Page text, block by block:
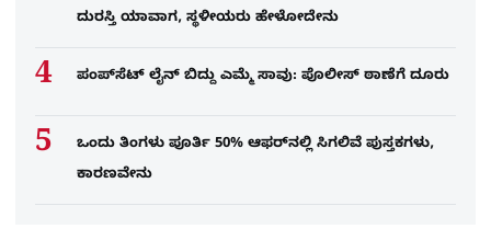
ದುರಸ್ತಿ ಯಾವಾಗ, ಸ್ಥಳೀಯರು ಹೇಳೋದೇನು
ಪಂಪ್‌ಸೆಟ್ ಲೈನ್ ಬಿದ್ದು ಎಮ್ಮೆ ಸಾವು: ಪೊಲೀಸ್ ಠಾಣೆಗೆ ದೂರು
ಒಂದು ತಿಂಗಳು ಪೂರ್ತಿ 50% ಆಫರ್​ನಲ್ಲಿ ಸಿಗಲಿವೆ ಪುಸ್ತಕಗಳು,
ಕಾರಣವೇನು